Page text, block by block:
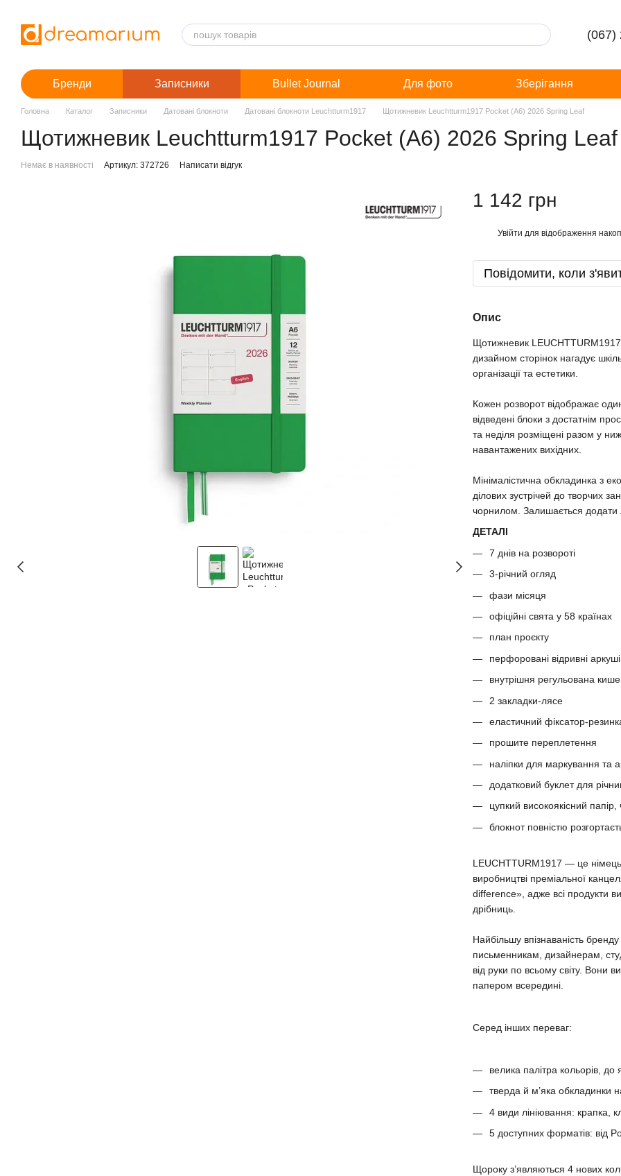
(067)
Бренди Записники Bullet Journal Для фото Зберігання
Головна Каталог Записники Датовані блокноти Датовані блокноти Leuchtturm1917 Щотижневик Leuchtturm1917 Pocket (A6) 2026 Spring Leaf
Щотижневик Leuchtturm1917 Pocket (A6) 2026 Spring Leaf
Немає в наявності Артикул: 372726 Написати відгук
1 142 грн
Увійти для відображення
Повідомити, коли
Опис
Щотижневик
дизайном сторінок нагадує
організації та естетики.
Кожен розворот відображає
відведені блоки з достатнім
та неділя розміщені разом у
навантажених вихідних.
Мінімалістична обкладинка з
ділових зустрічей до творчих
чорнилом. Залишається додати
ДЕТАЛІ
7 днів на розвороті
3-річний огляд
фази місяця
офіційні свята у 58 країнах
план проєкту
перфоровані відривні аркуші
внутрішня регульована
2 закладки-лясе
еластичний фіксатор-
прошите переплетення
наліпки для маркування та
додатковий буклет для
цупкий високоякісний
блокнот повністю
LEUCHTTURM1917 — це
виробництві преміальної
difference», адже всі продукти
дрібниць.
Найбільшу впізнаваність
письменникам, дизайнерам,
від руки по всьому світу. Вони
папером всередині.
Серед інших переваг:
велика палітра кольорів, до
тверда й м’яка обкладинки
4 види лініювання: крапка,
5 доступних форматів: від
Щороку з’являються 4 нових